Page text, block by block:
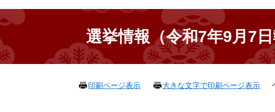
選挙情報（令和7年9月7
印刷ページ表示 大きな文字で印刷ページ表示